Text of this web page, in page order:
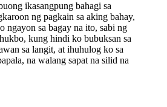
ikasangpung bahagi sa
ng pagkain sa aking bahay,
ngayon sa bagay na ito, sabi ng
kung hindi ko bubuksan sa
sa langit, at ihuhulog ko sa
na walang sapat na silid na